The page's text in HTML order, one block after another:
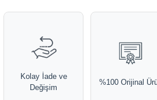
Kolay İade ve
Değişim
%100 Orijinal